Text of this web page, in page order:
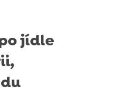
jídle